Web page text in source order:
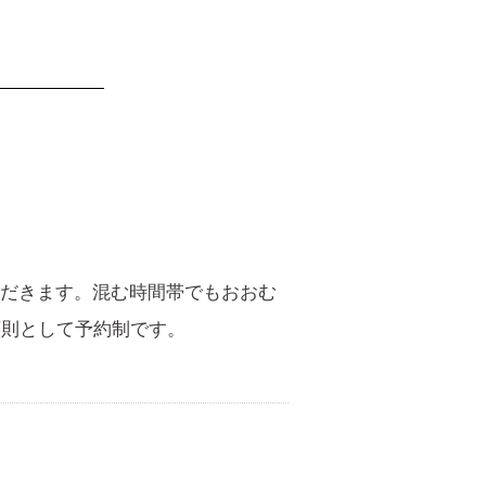
きます。混む時間帯でもおおむ
として予約制です。